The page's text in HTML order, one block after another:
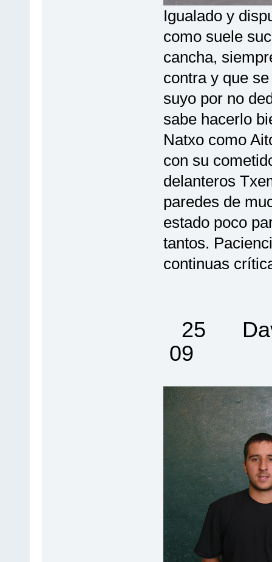
Igualado y
como suele
cancha,
contra y que
suyo por no
sabe hacerlo
Natxo como
con su
delanteros
paredes de
estado poco
tantos.
continuas
25
09